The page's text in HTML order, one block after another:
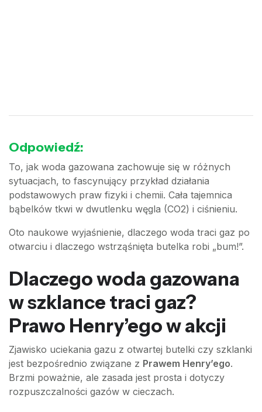
Odpowiedź:
To, jak woda gazowana zachowuje się w różnych
sytuacjach, to fascynujący przykład działania
podstawowych praw fizyki i chemii. Cała tajemnica
bąbelków tkwi w dwutlenku węgla (CO2) i ciśnieniu.
Oto naukowe wyjaśnienie, dlaczego woda traci gaz po
otwarciu i dlaczego wstrząśnięta butelka robi „bum!”.
Dlaczego woda gazowana
w szklance traci gaz?
Prawo Henry’ego w akcji
Zjawisko uciekania gazu z otwartej butelki czy szklanki
jest bezpośrednio związane z Prawem Henry’ego.
Brzmi poważnie, ale zasada jest prosta i dotyczy
rozpuszczalności gazów w cieczach.